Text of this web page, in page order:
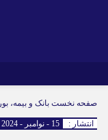
اینستاگرام
صفحه نخست بانک و بیمه،
انتشار : 15 - نوامبر - 2024 - 03:05